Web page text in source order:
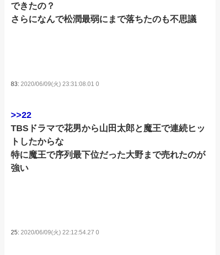
できたの？
さらになんで松潤最弱にまで落ちたのも不思議
83: 2020/06/09(火) 23:31:08.01 0
>>22
TBSドラマで花男から山田太郎と魔王で連続ヒッ
トしたからな
特に魔王で序列最下位だった大野まで売れたのが
強い
25:2020/06/09(火) 22:12:54.27 0